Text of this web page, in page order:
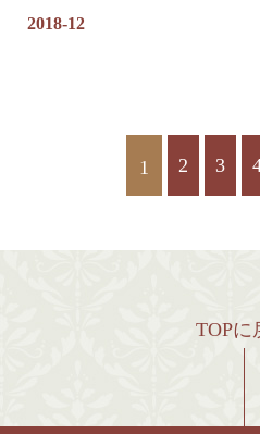
2018-12
1 2 3
TOPに